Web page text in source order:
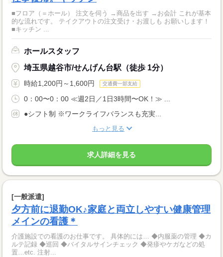
■フロア（＝ホール） 注文を伺う →商品を出す →お会計 これが基本
的な流れです。 テイクアウトの注文受け・お渡しも お願いします！
■キッチン ...
ホールスタッフ
埼玉県越谷市/せんげん台駅（徒歩 1分）
時給1,200円～1,600円 交通費一部支給
0：00〜0：00 ≪週2日／1日3時間〜OK！≫ ...
●シフト制 ※ワークライフバランスも充実...
もっと見る
求人詳細を見る
[一般派遣]
夕方前に退勤OK♪家庭と両立しやすい健康管理
メインの看護＊
介護施設での看護のお仕事です。 具体的には… ◆内服薬の管理 ◆カ
ルテ記録 ◆巡回 ◆バイタルサインチェック ◆発疹やケガなどの処
置…etc. 注射...